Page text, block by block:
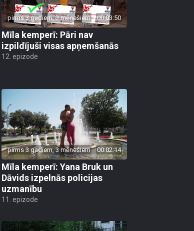
pirms 3 gadiem, 3 mēnešiem 00:03:50
Mīla kemperī: Pāri nav
izpildījuši visas apņemšanās
12. epizode
pirms 3 gadiem, 3 mēnešiem 00:02:14
Mīla kemperī: Yana Bruk un
Dāvids izpelnās policijas
uzmanību
11. epizode